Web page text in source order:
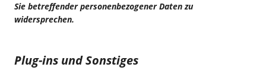
Sie betreffender personenbezogener Daten zu
widersprechen.
Plug-ins und Sonstiges